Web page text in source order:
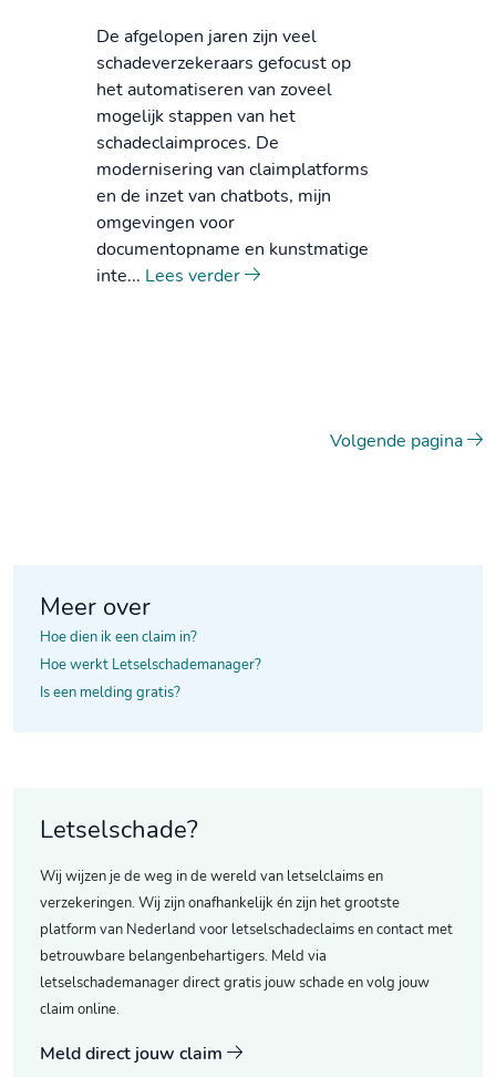
De afgelopen jaren zijn veel
schadeverzekeraars gefocust op
het automatiseren van zoveel
mogelijk stappen van het
schadeclaimproces. De
modernisering van claimplatforms
en de inzet van chatbots, mijn
omgevingen voor
documentopname en kunstmatige
inte... Lees verder
Volgende pagina
Meer over
Hoe dien ik een claim in?
Hoe werkt Letselschademanager?
Is een melding gratis?
Letselschade?
Wij wijzen je de weg in de wereld van letselclaims en
verzekeringen. Wij zijn onafhankelijk én zijn het grootste
platform van Nederland voor letselschadeclaims en contact met
betrouwbare belangenbehartigers. Meld via
letselschademanager direct gratis jouw schade en volg jouw
claim online.
Meld direct jouw claim